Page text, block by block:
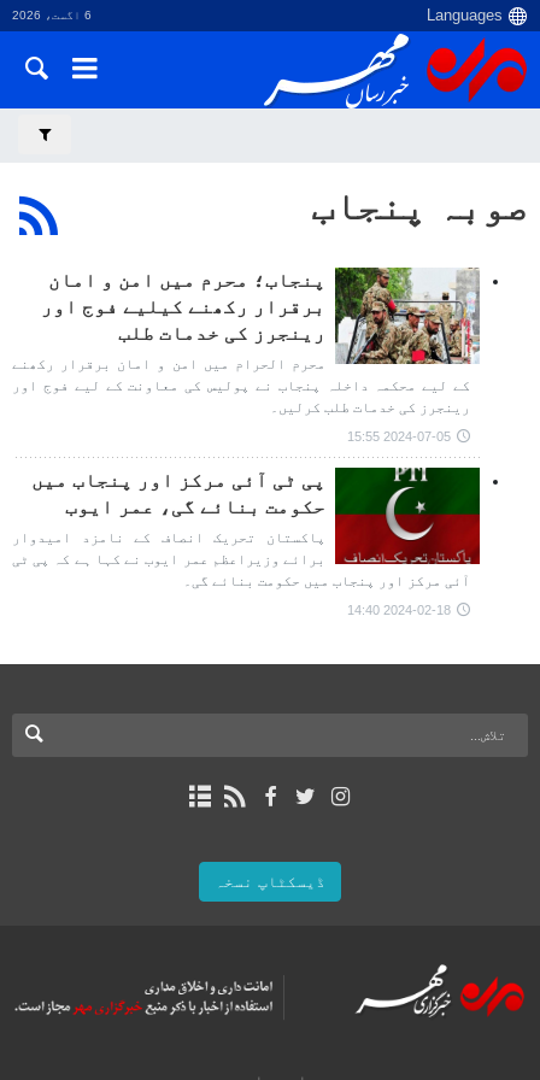
6 اگست، 2026
صوبہ پنجاب
پنجاب؛ محرم میں امن و امان
برقرار رکھنے کیلیے فوج اور
رینجرز کی خدمات طلب
محرم الحرام میں امن و امان برقرار رکھنے
کے لیے محکمہ داخلہ پنجاب نے پولیس کی معاونت کے لیے فوج اور
رینجرز کی خدمات طلب کرلیں۔
2024-07-05 15:55
پی ٹی آئی مرکز اور پنجاب میں
حکومت بنائے گی، عمر ایوب
پاکستان تحریک انصاف کے نامزد امیدوار
برائے وزیراعظم عمر ایوب نے کہا ہے کہ پی ٹی
آئی مرکز اور پنجاب میں حکومت بنائے گی۔
2024-02-18 14:40
ڈیسکٹاپ نسخہ